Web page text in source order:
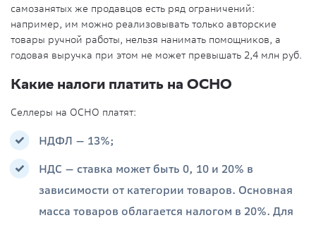
самозанятых же продавцов есть ряд ограничений:
например, им можно реализовывать только авторские
товары ручной работы, нельзя нанимать помощников, а
годовая выручка при этом не может превышать 2,4 млн руб.
Какие налоги платить на ОСНО
Селлеры на ОСНО платят:
НДФЛ — 13%;
НДС — ставка может быть 0, 10 и 20% в
зависимости от категории товаров. Основная
масса товаров облагается налогом в 20%. Для